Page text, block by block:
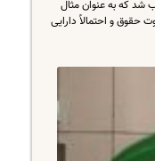
که به عنوان مثال
حقوق و احتمالاً دارایی